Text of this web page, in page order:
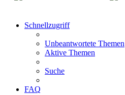
Schnellzugriff
Unbeantwortete Themen
Aktive Themen
Suche
FAQ